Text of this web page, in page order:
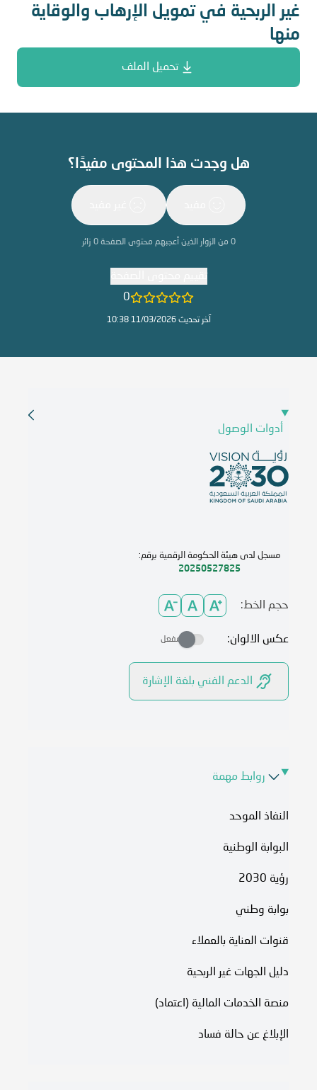
غير الربحية في تمويل الإرهاب والوقاية
منها
تحميل الملف
هل وجدت هذا المحتوى مفيدًا؟
0 من الزوار الذين أعجبهم محتوى الصفحة0 زائر
0
آخر تحديث 11/03/2026 10:38
أدوات الوصول
مسجل لدى هيئة الحكومة الرقمية برقم:
20250527825
حجم الخط:
عكس الالوان: مفعل
الدعم الفني بلغة الإشارة
روابط مهمة
النفاذ الموحد
البوابة الوطنية
رؤية 2030
بوابة وطني
قنوات العناية بالعملاء
دليل الجهات غير الربحية
منصة الخدمات المالية (اعتماد)
الإبلاغ عن حالة فساد